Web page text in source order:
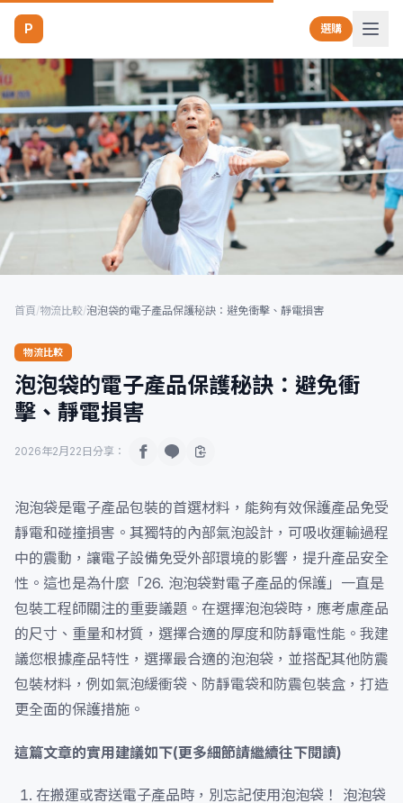
P 選購
首頁/物流比較/泡泡袋的電子產品保護秘訣：避免衝擊、靜電損害
物流比較
泡泡袋的電子產品保護秘訣：避免衝
擊、靜電損害
2026年2月22日 分享：
泡泡袋是電子產品包裝的首選材料，能夠有效保護產品免受
靜電和碰撞損害。其獨特的內部氣泡設計，可吸收運輸過程
中的震動，讓電子設備免受外部環境的影響，提升產品安全
性。這也是為什麼「26. 泡泡袋對電子產品的保護」一直是
包裝工程師關注的重要議題。在選擇泡泡袋時，應考慮產品
的尺寸、重量和材質，選擇合適的厚度和防靜電性能。我建
議您根據產品特性，選擇最合適的泡泡袋，並搭配其他防震
包裝材料，例如氣泡緩衝袋、防靜電袋和防震包裝盒，打造
更全面的保護措施。
這篇文章的實用建議如下(更多細節請繼續往下閱讀)
在搬運或寄送電子產品時，別忘記使用泡泡袋！ 泡泡袋